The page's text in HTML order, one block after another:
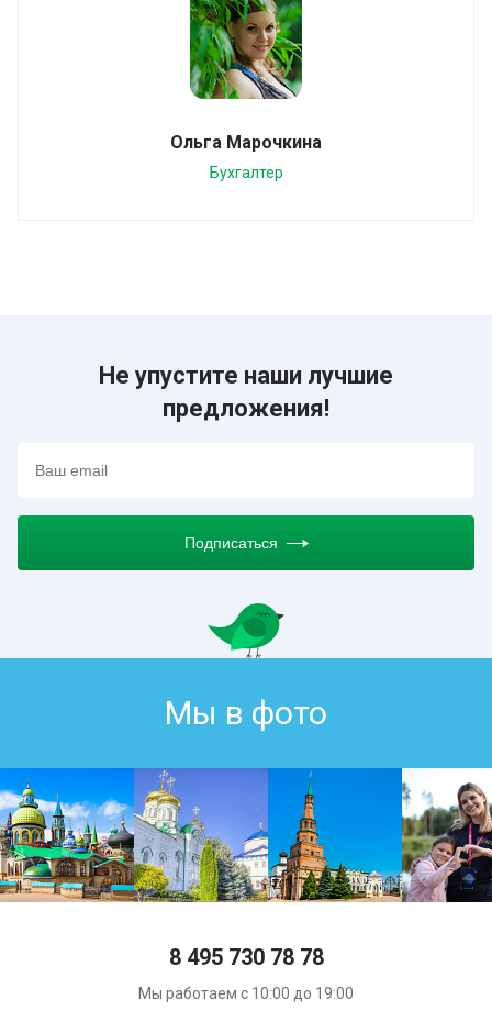
Ольга Марочкина
Бухгалтер
Не упустите наши лучшие
предложения!
Подписаться
Мы в фото
8 495 730 78 78
Мы работаем с 10:00 до 19:00